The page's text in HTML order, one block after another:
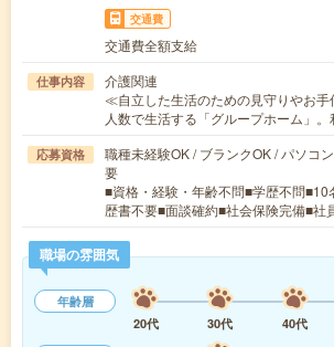
交通費
交通費全額支給
仕事内容
介護関連
≪自立した生活のための見守りやお
人数で生活する「グループホーム」
応募資格
職種未経験OK / ブランクOK / パソコ
要
■資格・経験・年齢不問■学歴不問■10
歴書不要■面談確約■社会保険完備■
職場の雰囲気
年齢層
20代
30代 40代